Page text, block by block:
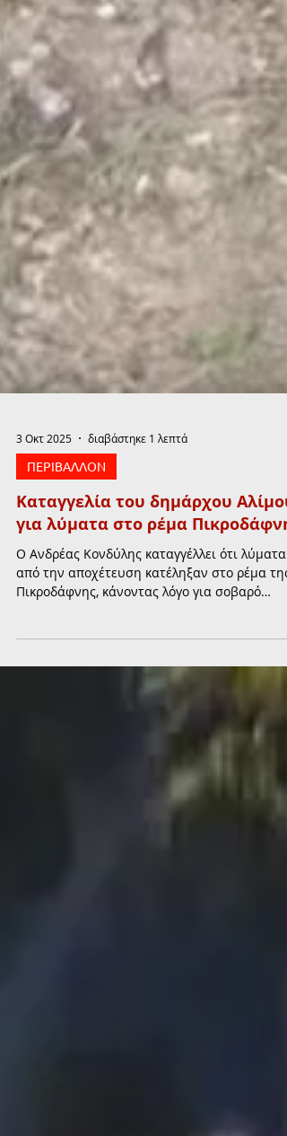
3 Οκτ 2025 διαβάστηκε 1 λεπτά
ΠΕΡΙΒΑΛΛΟΝ
Καταγγελία του δημάρχου Αλίμου
για λύματα στο ρέμα
Ο Ανδρέας Κονδύλης καταγγέλλει ότι λύματα
από την αποχέτευση κατέληξαν στο ρέμα της
κίνδυνο για το περιβάλλον και τη δημόσια